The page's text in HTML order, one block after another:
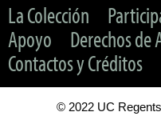
La Colección
Apoyo
Derechos de
Contactos y Créditos
© 2022 UC